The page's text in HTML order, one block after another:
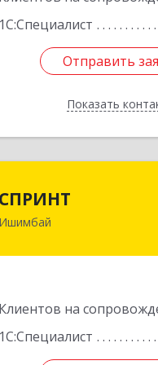
1С:Специалист
Отправить
Показать
Отправить
Назад
СПРИНТ
Ишимбай
Клиентов на
1С:Специалист